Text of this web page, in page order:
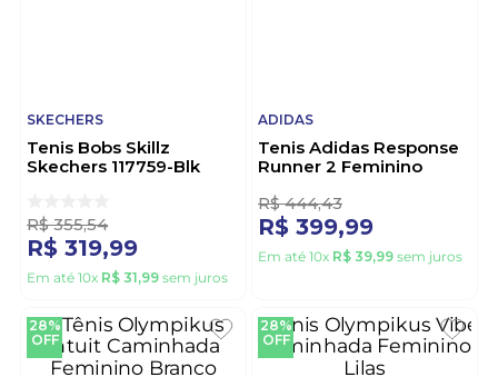
SKECHERS
Preto
54
R$ 319,99
Em até10xR$ 31, 99sem juros
ADIDAS
Runner 2 Feminino
Kk4302 Roxo
R$ 444,43
Em até10 xR$ 39, 99sem juros
28%